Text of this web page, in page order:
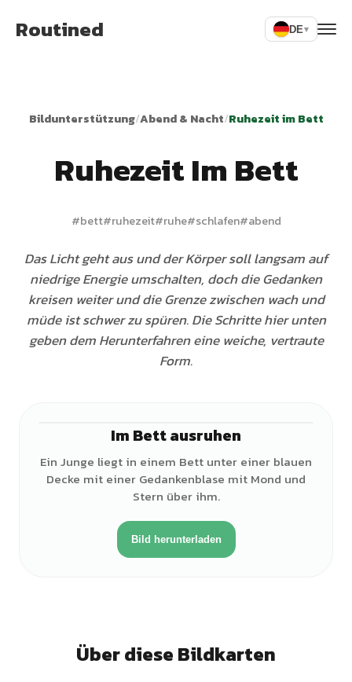
Routined DE▾
Bildunterstützung/Abend & Nacht/Ruhezeit im Bett
Ruhezeit Im Bett
#bett#ruhezeit#ruhe#schlafen#abend
Das Licht geht aus und der Körper soll langsam auf
niedrige Energie umschalten, doch die Gedanken
kreisen weiter und die Grenze zwischen wach und
müde ist schwer zu spüren. Die Schritte hier unten
geben dem Herunterfahren eine weiche, vertraute
Form.
Im Bett ausruhen
Ein Junge liegt in einem Bett unter einer blauen
Decke mit einer Gedankenblase mit Mond und
Stern über ihm.
Bild herunterladen
Über diese Bildkarten